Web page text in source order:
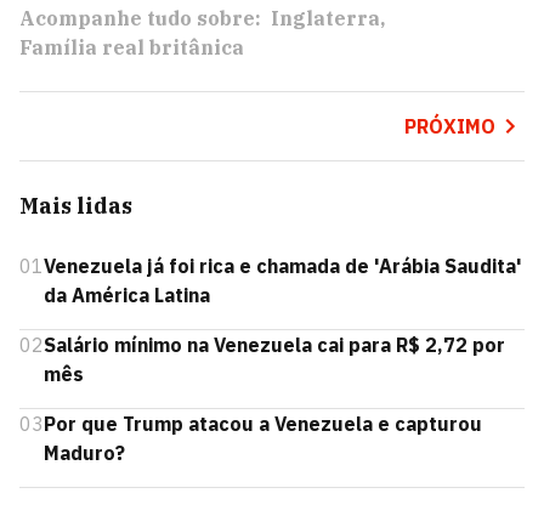
Acompanhe tudo sobre: Inglaterra
Família real britânica
PRÓXIMO
Mais lidas
01Venezuela já foi rica e chamada de 'Arábia Saudita'
da América Latina
02Salário mínimo na Venezuela cai para R$ 2,72 por
mês
03Por que Trump atacou a Venezuela e capturou
Maduro?